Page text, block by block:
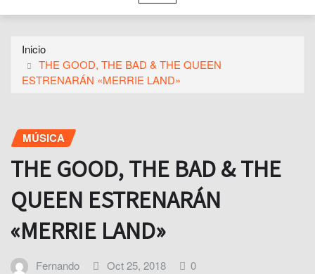
Inicio
THE GOOD, THE BAD & THE QUEEN
ESTRENARÁN «MERRIE LAND»
MÚSICA
THE GOOD, THE BAD & THE
QUEEN ESTRENARÁN
«MERRIE LAND»
Fernando Oct 25, 2018 0